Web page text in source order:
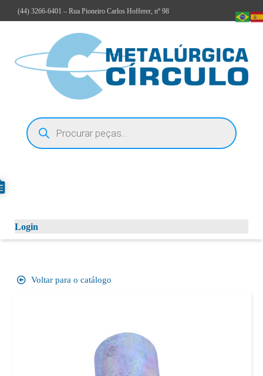
(44) 3266-6401 – Rua Pioneiro Carlos Hofferer, nº 98
Login
Voltar para o catálogo